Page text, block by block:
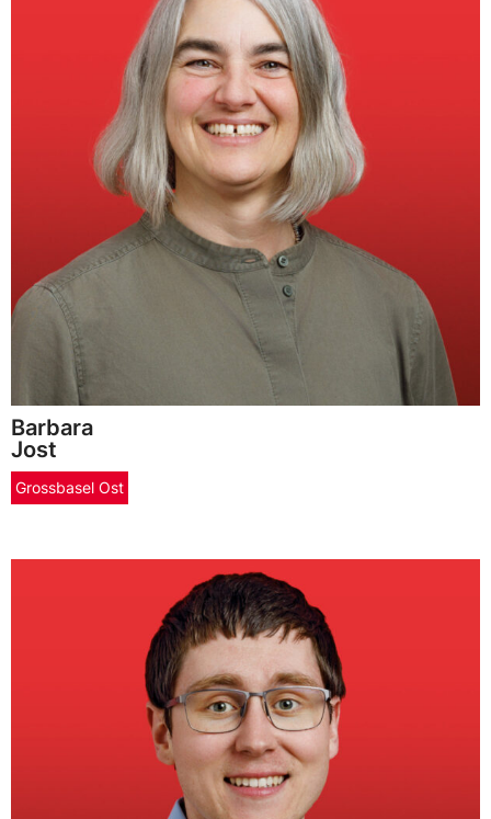
Barbara
Jost
Grossbasel Ost